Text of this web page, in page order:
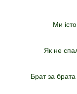
Ми
Як не
Брат за